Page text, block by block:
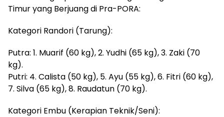
Timur yang Berjuang di Pra-PORA:
Kategori Randori (Tarung):
Putra: 1. Muarif (60 kg), 2. Yudhi (65 kg), 3. Zaki (70
kg).
Putri: 4. Calista (50 kg), 5. Ayu (55 kg), 6. Fitri (60 kg),
7. Silva (65 kg), 8. Raudatun (70 kg).
Kategori Embu (Kerapian Teknik/Seni):